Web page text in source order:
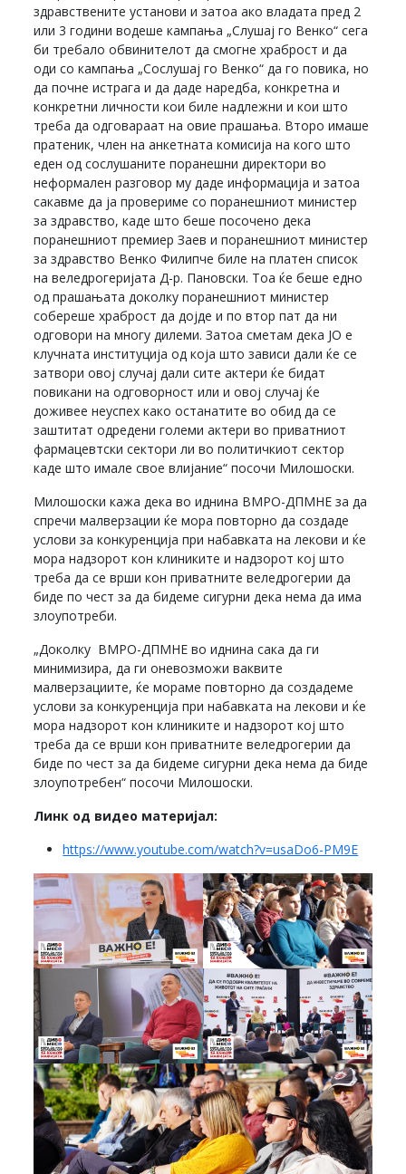
здравствените установи и затоа ако владата пред 2
или 3 години водеше кампања „Слушај го Венко“ сега
би требало обвинителот да смогне храброст и да
оди со кампања „Сослушај го Венко“ да го повика, но
да почне истрага и да даде наредба, конкретна и
конкретни личности кои биле надлежни и кои што
треба да одговараат на овие прашања. Второ имаше
пратеник, член на анкетната комисија на кого што
еден од сослушаните поранешни директори во
неформален разговор му даде информација и затоа
сакавме да ја провериме со поранешниот министер
за здравство, каде што беше посочено дека
поранешниот премиер Заев и поранешниот министер
за здравство Венко Филипче биле на платен список
на веледрогеријата Д-р. Пановски. Тоа ќе беше едно
од прашањата доколку поранешниот министер
собереше храброст да дојде и по втор пат да ни
одговори на многу дилеми. Затоа сметам дека ЈО е
клучната институција од која што зависи дали ќе се
затвори овој случај дали сите актери ќе бидат
повикани на одговорност или и овој случај ќе
доживее неуспех како останатите во обид да се
заштитат одредени големи актери во приватниот
фармацевтски сектори ли во политичкиот сектор
каде што имале свое влијание“ посочи Милошоски.
Милошоски кажа дека во иднина ВМРО-ДПМНЕ за да
спречи малверзации ќе мора повторно да создаде
услови за конкуренција при набавката на лекови и ќе
мора надзорот кон клиниките и надзорот кој што
треба да се врши кон приватните веледрогерии да
биде по чест за да бидеме сигурни дека нема да има
злоупотреби.
„Доколку ВМРО-ДПМНЕ во иднина сака да ги
минимизира, да ги оневозможи ваквите
малверзациите, ќе мораме повторно да создадеме
услови за конкуренција при набавката на лекови и ќе
мора надзорот кон клиниките и надзорот кој што
треба да се врши кон приватните веледрогерии да
биде по чест за да бидеме сигурни дека нема да биде
злоупотребен“ посочи Милошоски.
Линк од видео материјал:
https://www.youtube.com/watch?v=usaDo6-PM9E